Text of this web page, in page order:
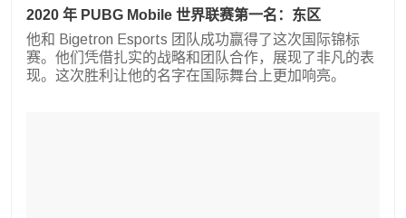
2020 年 PUBG Mobile 世界联赛第一名：东区
他和 Bigetron Esports 团队成功赢得了这次国际锦标
赛。他们凭借扎实的战略和团队合作，展现了非凡的表
现。这次胜利让他的名字在国际舞台上更加响亮。